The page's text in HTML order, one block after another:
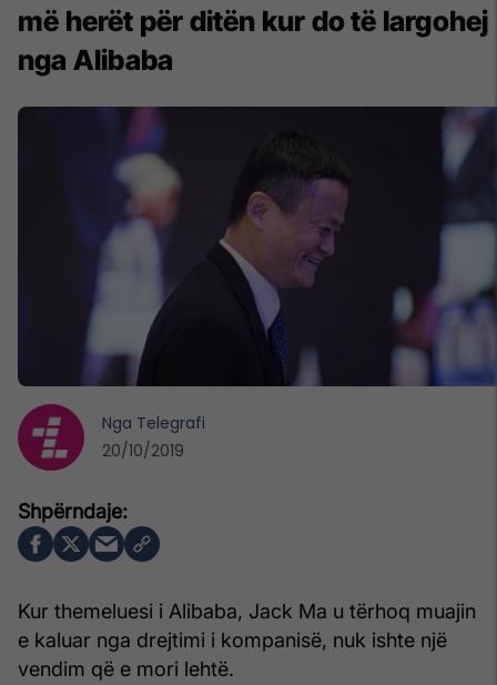
më herët për ditën kur do të largohej
nga Alibaba
Kur themeluesi i Alibaba, Jack Ma u tërhoq muajin
e kaluar nga drejtimi i kompanisë, nuk ishte një
vendim që e mori lehtë.
Nga Telegrafi
20/10/2019